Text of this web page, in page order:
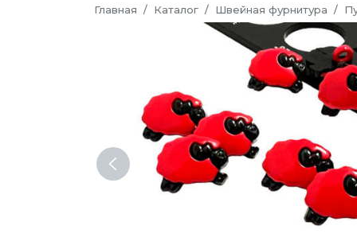
Главная Каталог Швейная фурнитура
Previous